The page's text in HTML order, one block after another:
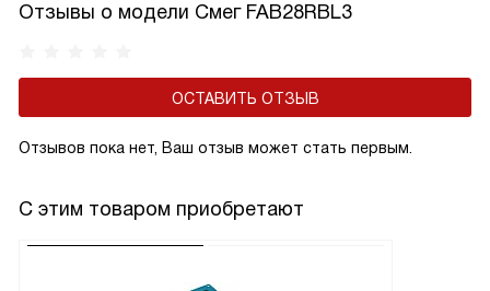
Отзывы о модели Смег FAB28RBL3
ОСТАВИТЬ ОТЗЫВ
Отзывов пока нет, Ваш отзыв может стать первым.
С этим товаром приобретают